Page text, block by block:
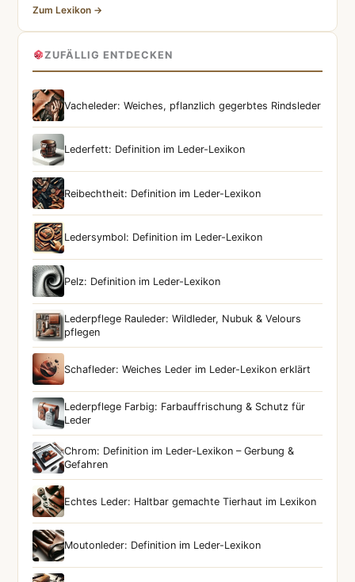
Zum Lexikon →
ZUFÄLLIG ENTDECKEN
Vacheleder: Weiches, pflanzlich gegerbtes Rindsleder
Lederfett: Definition im Leder-Lexikon
Reibechtheit: Definition im Leder-Lexikon
Ledersymbol: Definition im Leder-Lexikon
Pelz: Definition im Leder-Lexikon
Lederpflege Rauleder: Wildleder, Nubuk & Velours
pflegen
Schafleder: Weiches Leder im Leder-Lexikon erklärt
Lederpflege Farbig: Farbauffrischung & Schutz für
Leder
Chrom: Definition im Leder-Lexikon – Gerbung &
Gefahren
Echtes Leder: Haltbar gemachte Tierhaut im Lexikon
Moutonleder: Definition im Leder-Lexikon